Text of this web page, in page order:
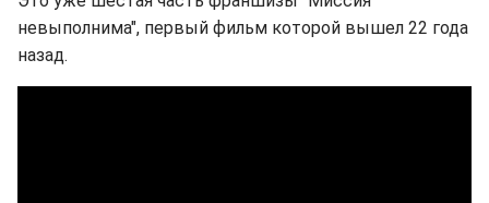
невыполнима", первый фильм которой вышел 22 года
назад.